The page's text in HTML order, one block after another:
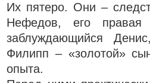
Их пятеро. Они –
Нефедов, его правая
заблуждающийся
Филипп – «золотой»
опыта.